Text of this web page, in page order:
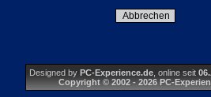
Designed by PC-Experience.de, online seit
Copyright © 2002 - 2026 PC-